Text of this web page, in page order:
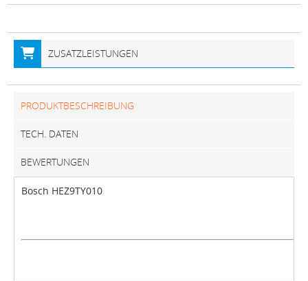
ZUSATZLEISTUNGEN
PRODUKTBESCHREIBUNG
TECH. DATEN
BEWERTUNGEN
Bosch HEZ9TY010